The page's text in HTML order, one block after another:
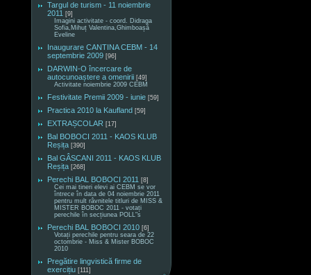
Targul de turism - 11 noiembrie
2011 [9]
Imagini activitate - coord. Didraga
Sofia,Mihuț Valentina,Ghimboașă
Eveline
Inaugurare CANTINA CEBM - 14
septembrie 2009 [96]
DARWIN-O încercare de
autocunoaștere a omenirii [49]
Activitate noiembrie 2009 CEBM
Festivitate Premii 2009 - iunie [59]
Practica 2010 la Kaufland [59]
EXTRAȘCOLAR [17]
Bal BOBOCI 2011 - KAOS KLUB
Reșița [390]
Bal GÂSCANI 2011 - KAOS KLUB
Reșița [268]
Perechi BAL BOBOCI 2011 [8]
Cei mai tineri elevi ai CEBM se vor
întrece în data de 04 noiembrie 2011
pentru mult râvnitele titluri de MISS &
MISTER BOBOC 2011 - votați
perechile în secțiunea POLL"s
Perechi BAL BOBOCI 2010 [6]
Votați perechile pentru seara de 22
octombrie - Miss & Mister BOBOC
2010
Pregătire lingvistică firme de
exercițiu [111]